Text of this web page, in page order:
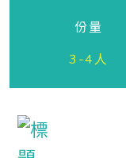
份量
3-4人